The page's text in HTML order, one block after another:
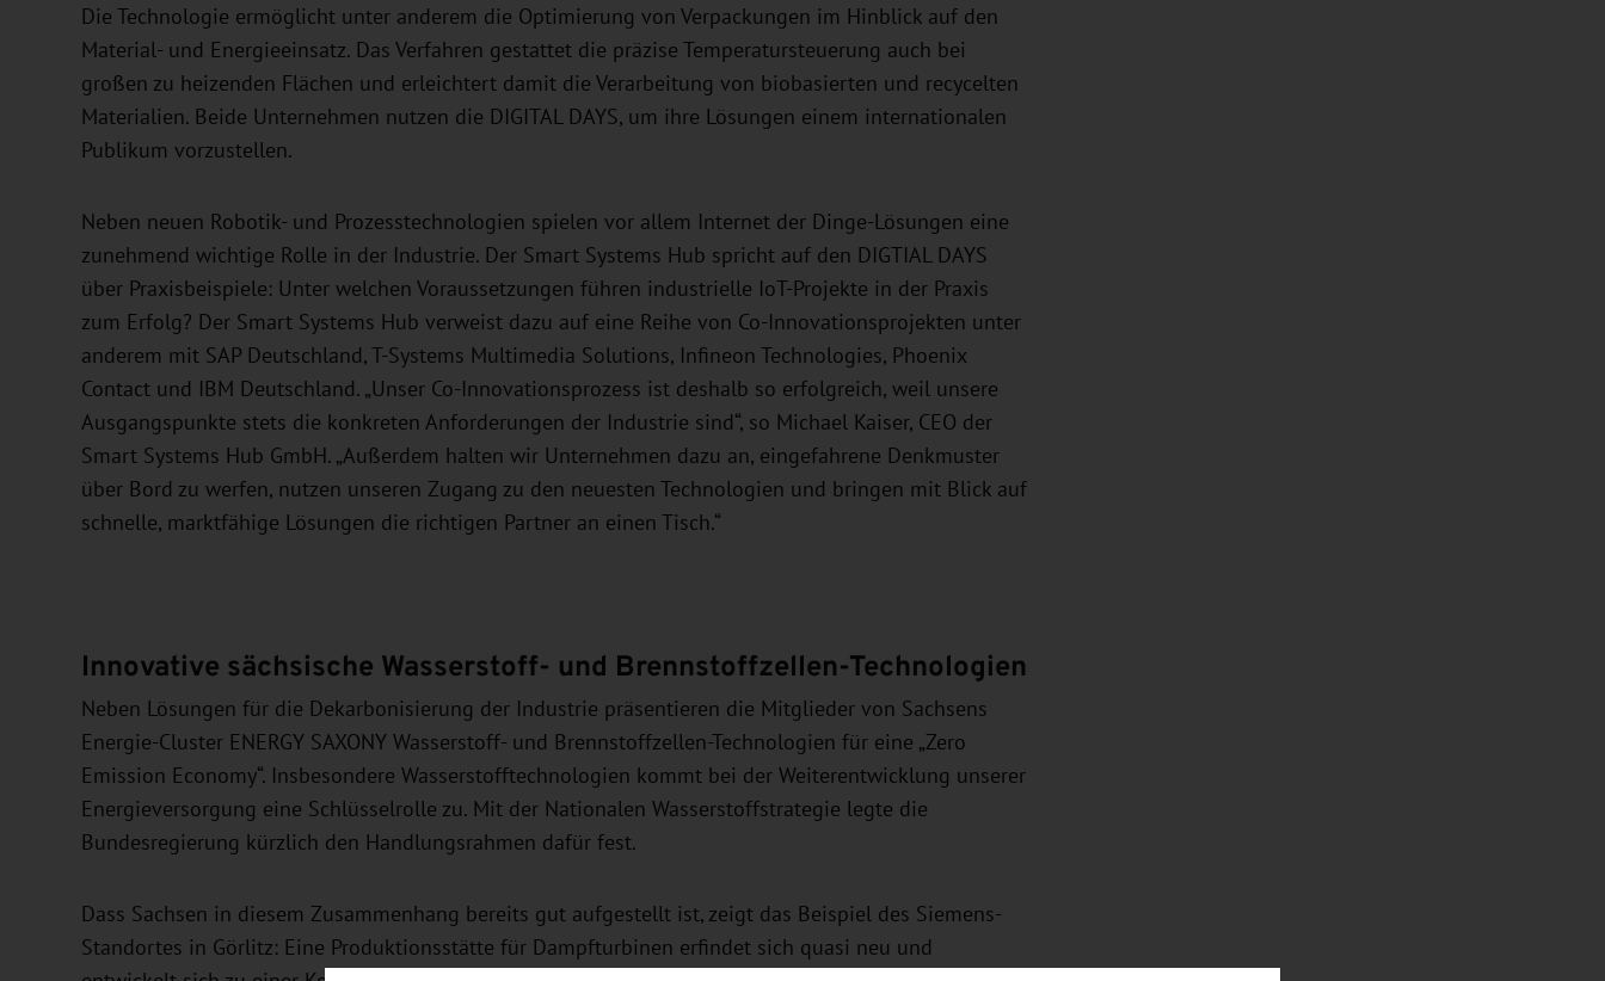
Die Technologie ermöglicht unter anderem die Optimierung von Verpackungen im Hinblick auf den
Material- und Energieeinsatz. Das Verfahren gestattet die präzise Temperatursteuerung auch bei
großen zu heizenden Flächen und erleichtert damit die Verarbeitung von biobasierten und recycelten
Materialien. Beide Unternehmen nutzen die DIGITAL DAYS, um ihre Lösungen einem internationalen
Publikum vorzustellen.
Neben neuen Robotik- und Prozesstechnologien spielen vor allem Internet der Dinge-Lösungen eine
zunehmend wichtige Rolle in der Industrie. Der Smart Systems Hub spricht auf den DIGTIAL DAYS
über Praxisbeispiele: Unter welchen Voraussetzungen führen industrielle IoT-Projekte in der Praxis
zum Erfolg? Der Smart Systems Hub verweist dazu auf eine Reihe von Co-Innovationsprojekten unter
anderem mit SAP Deutschland, T-Systems Multimedia Solutions, Infineon Technologies, Phoenix
Contact und IBM Deutschland. „Unser Co-Innovationsprozess ist deshalb so erfolgreich, weil unsere
Ausgangspunkte stets die konkreten Anforderungen der Industrie sind“, so Michael Kaiser, CEO der
Smart Systems Hub GmbH. „Außerdem halten wir Unternehmen dazu an, eingefahrene Denkmuster
über Bord zu werfen, nutzen unseren Zugang zu den neuesten Technologien und bringen mit Blick auf
schnelle, marktfähige Lösungen die richtigen Partner an einen Tisch.“
Innovative sächsische Wasserstoff- und Brennstoffzellen-Technologien
Neben Lösungen für die Dekarbonisierung der Industrie präsentieren die Mitglieder von Sachsens
Energie-Cluster ENERGY SAXONY Wasserstoff- und Brennstoffzellen-Technologien für eine „Zero
Emission Economy“. Insbesondere Wasserstofftechnologien kommt bei der Weiterentwicklung unserer
Energieversorgung eine Schlüsselrolle zu. Mit der Nationalen Wasserstoffstrategie legte die
Bundesregierung kürzlich den Handlungsrahmen dafür fest.
Dass Sachsen in diesem Zusammenhang bereits gut aufgestellt ist, zeigt das Beispiel des Siemens-
Standortes in Görlitz: Eine Produktionsstätte für Dampfturbinen erfindet sich quasi neu und